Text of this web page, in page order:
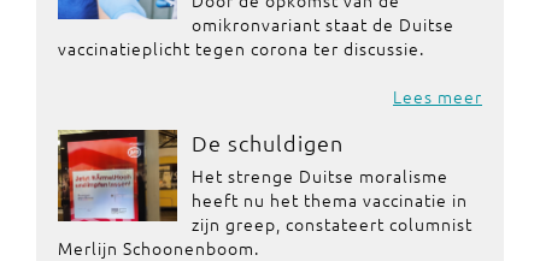
omikronvariant staat de Duitse
vaccinatieplicht tegen corona ter discussie.
Lees meer
De schuldigen
Het strenge Duitse moralisme
heeft nu het thema vaccinatie in
zijn greep, constateert columnist
Merlijn Schoonenboom.